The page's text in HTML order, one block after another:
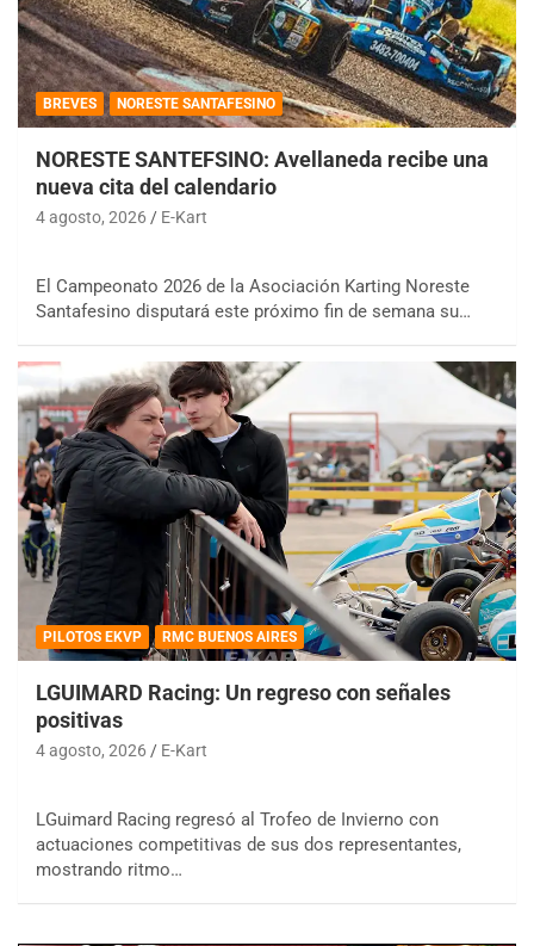
BREVES NORESTE SANTAFESINO
NORESTE SANTEFSINO: Avellaneda recibe una
nueva cita del calendario
4 agosto, 2026 E-Kart
El Campeonato 2026 de la Asociación Karting Noreste
Santafesino disputará este próximo fin de semana su…
PILOTOS EKVP RMC BUENOS AIRES
LGUIMARD Racing: Un regreso con señales
positivas
4 agosto, 2026 E-Kart
LGuimard Racing regresó al Trofeo de Invierno con
actuaciones competitivas de sus dos representantes,
mostrando ritmo…
COBERTURA ESPECIAL DE E-KART.COM.AR
08/09-AGO